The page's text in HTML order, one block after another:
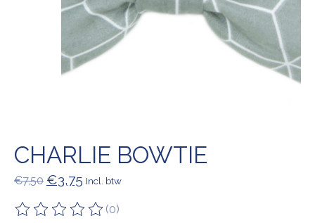
CHARLIE BOWTIE
€7,50 €3,75 Incl. btw
De beoordeling van dit product is
(0)